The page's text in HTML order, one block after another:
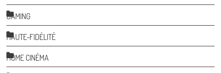
GAMING
HAUTE-FIDÉLITÉ
HOME CINÉMA